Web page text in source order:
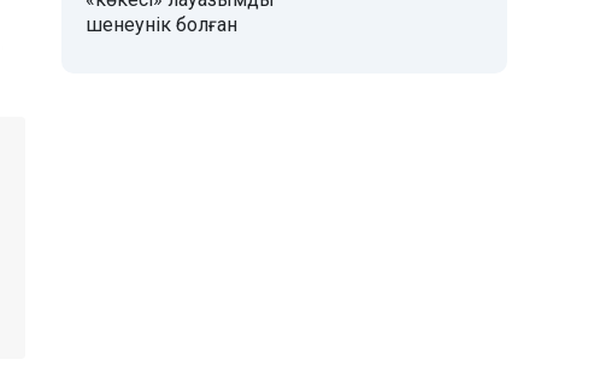
шенеунік болған